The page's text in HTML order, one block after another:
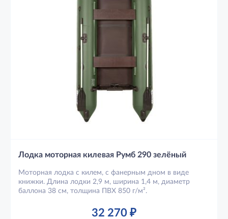
Лодка моторная килевая Румб 290 зелёный
Моторная лодка с килем, с фанерным дном в виде
книжки. Длина лодки 2,9 м, ширина 1,4 м, диаметр
баллона 38 см, толщина ПВХ 850 г/м².
32 270 ₽